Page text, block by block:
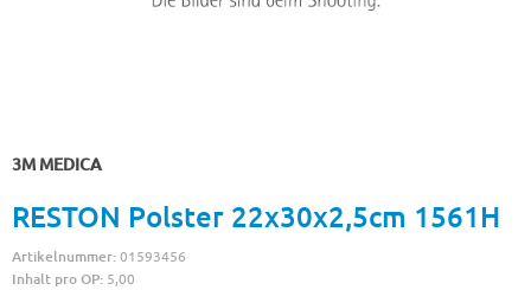
3M MEDICA
RESTON Polster 22x30x2,5cm 1561H
Artikelnummer:01593456
Inhalt pro OP: 5,00